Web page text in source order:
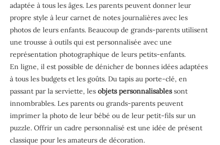
adaptée à tous les âges. Les parents peuvent donner leur
propre style à leur carnet de notes journalières avec les
photos de leurs enfants. Beaucoup de grands-parents utilisent
une trousse à outils qui est personnalisée avec une
représentation photographique de leurs petits-enfants.
En ligne, il est possible de dénicher de bonnes idées adaptées
à tous les budgets et les goûts. Du tapis au porte-clé, en
passant par la serviette, les objets personnalisablessont
innombrables. Les parents ou grands-parents peuvent
imprimer la photo de leur bébé ou de leur petit-fils sur un
puzzle. Offrir un cadre personnalisé est une idée de présent
classique pour les amateurs de décoration.